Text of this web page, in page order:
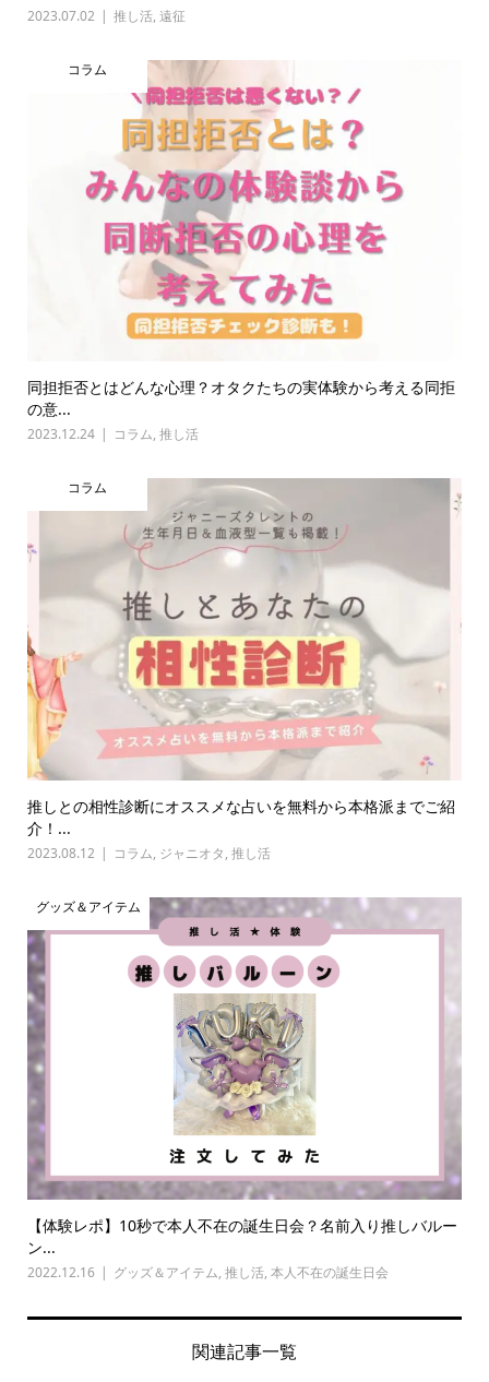
2023.07.02 推し活, 遠征
コラム
同担拒否とはどんな心理？オタクたちの実体験から考える同拒
の意...
2023.12.24 コラム, 推し活
コラム
推しとの相性診断にオススメな占いを無料から本格派までご紹
介！...
2023.08.12 コラム, ジャニオタ, 推し活
グッズ＆アイテム
【体験レポ】10秒で本人不在の誕生日会？名前入り推しバルー
ン...
2022.12.16 グッズ＆アイテム, 推し活, 本人不在の誕生日会
関連記事一覧